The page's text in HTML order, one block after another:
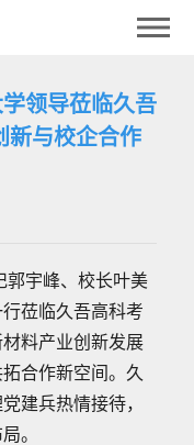
领导莅临久吾
新与校企合作
郭宇峰、校长叶美
莅临久吾高科考
料产业创新发展
合作新空间。久
建兵热情接待，
。